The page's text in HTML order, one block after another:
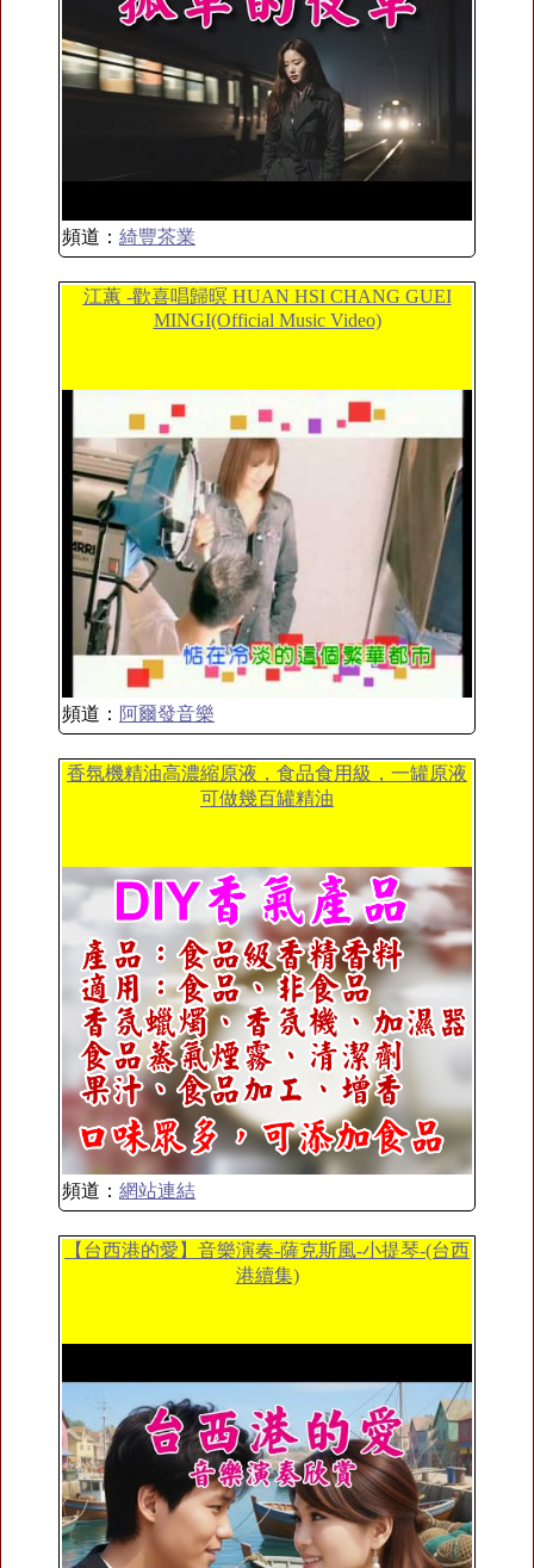
頻道： 綺豐茶業
江蕙 -歡喜唱歸暝 HUAN HSI CHANG GUEI
MINGI(Official Music Video)
頻道： 阿爾發音樂
香氛機精油高濃縮原液，食品食用級，一罐原液
可做幾百罐精油
頻道： 網站連結
【台西港的愛】音樂演奏-薩克斯風-小提琴-(台西
港續集)